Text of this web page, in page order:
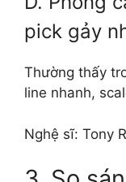
pick gảy
Thường thấy
line nhanh,
Nghệ sĩ: Tony